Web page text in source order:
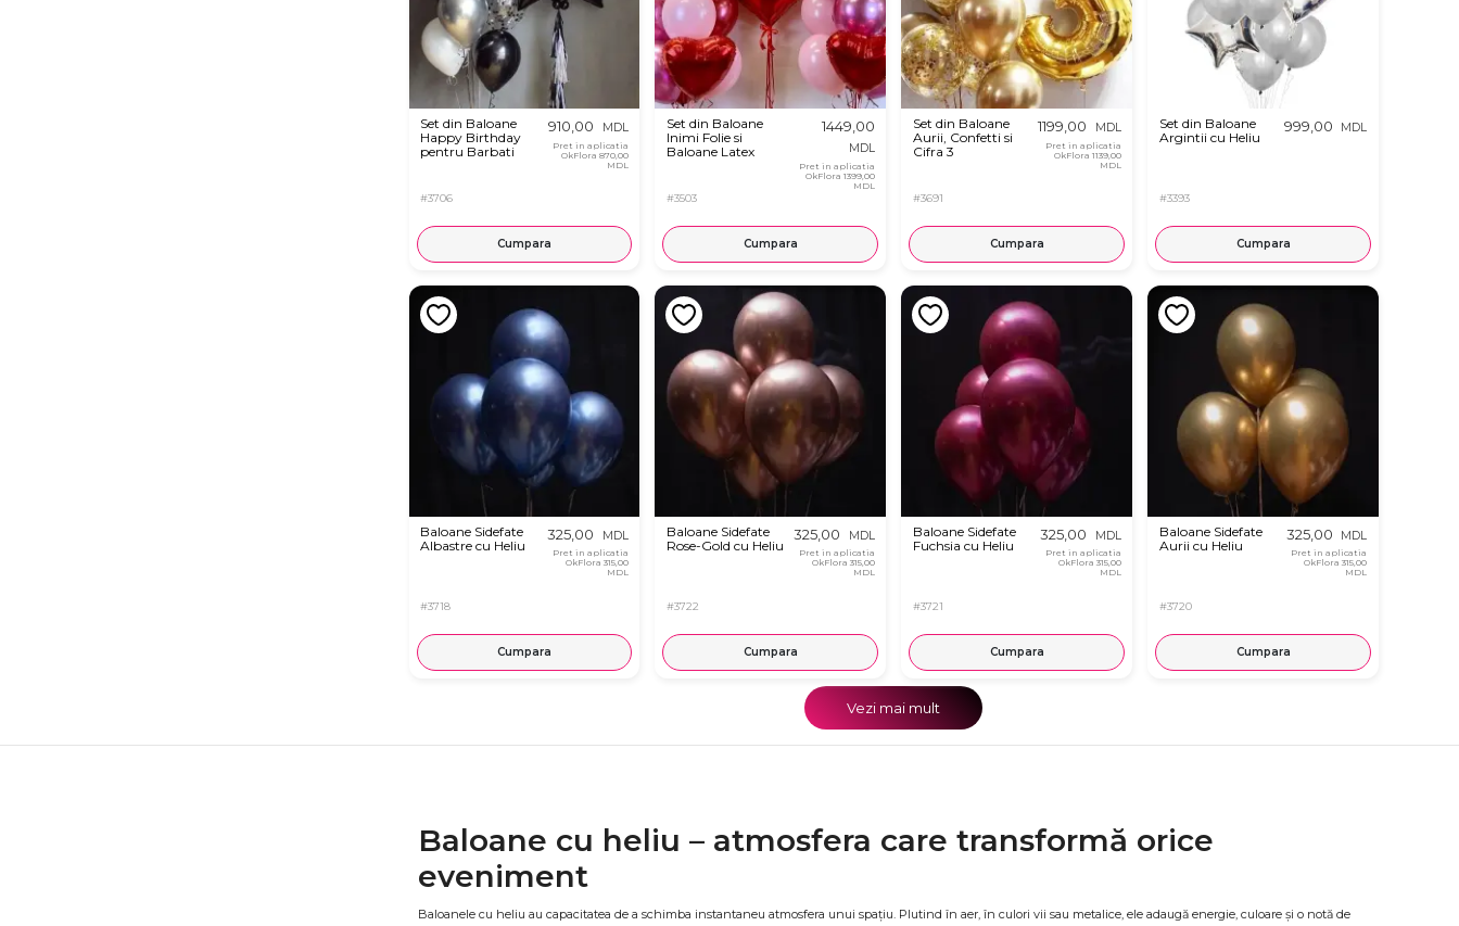
Set din Baloane
Happy Birthday
pentru Barbati
#3706
910,00 MDL
Pret in aplicatia
OkFlora 870,00
MDL
Cumpara
Set din Baloane
Inimi Folie si
Baloane Latex
#3503
1449,00
MDL
Pret in aplicatia
OkFlora 1399,00
MDL
Cumpara
Set din Baloane
Aurii, Confetti si
Cifra 3
#3691
1199,00 MDL
Pret in aplicatia
OkFlora 1139,00
MDL
Cumpara
Set din Baloane
Argintii cu Heliu
#3393
999,00 MDL
Cumpara
Baloane Sidefate
Albastre cu Heliu
#3718
325,00 MDL
Pret in aplicatia
OkFlora 315,00
MDL
Cumpara
Baloane Sidefate
Rose-Gold cu Heliu
#3722
325,00 MDL
Pret in aplicatia
OkFlora 315,00
MDL
Cumpara
Baloane Sidefate
Fuchsia cu Heliu
#3721
325,00 MDL
Pret in aplicatia
OkFlora 315,00
MDL
Cumpara
Baloane Sidefate
Aurii cu Heliu
#3720
325,00 MDL
Pret in aplicatia
OkFlora315,00
MDL
Cumpara
Vezi mai mult
Baloane cu heliu – atmosfera care transformă orice
eveniment
Baloanele cu heliu au capacitatea de a schimba instantaneu atmosfera unui spațiu. Plutind în aer, în culori vii sau metalice, ele adaugă energie, culoare și o notă de